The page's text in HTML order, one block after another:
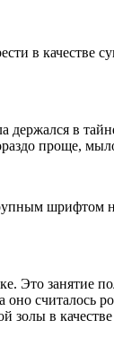
в качестве
в
проще,
шрифтом
Это занятие
считалось
золы в